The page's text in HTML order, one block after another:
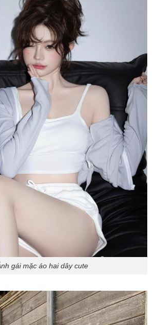
gái mặc áo hai dây cute